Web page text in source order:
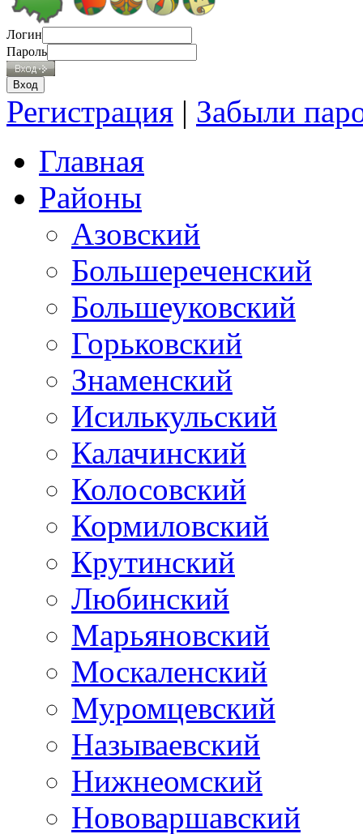
Логин
Пароль
Регистрация | Забыли
Главная
Районы
Азовский
Большереченский
Большеуковский
Горьковский
Знаменский
Исилькульский
Калачинский
Колосовский
Кормиловский
Крутинский
Любинский
Марьяновский
Москаленский
Муромцевский
Называевский
Нижнеомский
Нововаршавский